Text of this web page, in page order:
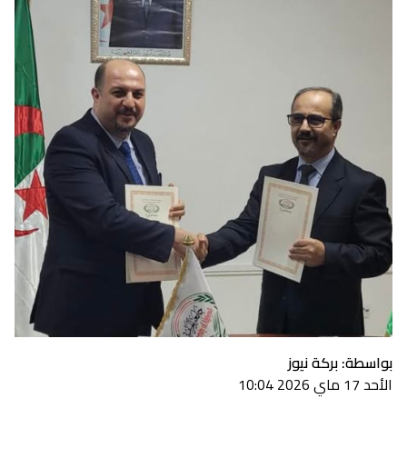
بواسطة: بركة نيوز
الأحد 17 ماي 2026 10:04